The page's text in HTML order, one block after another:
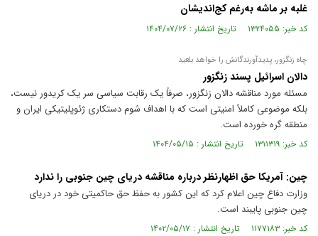
غلبه بر ماشه به‌رغم کج‌اندیشان
کد خبر: ۱۳۲۴۰۵۵ تاریخ انتشار : ۱۴۰۴/۰۷/۲۶
چاه زنگزور، پدیدآورندگانش را خواهد بلعید
دالان اسرائیل پسند زنگزور
مسئله مورد مناقشه دالان زنگزور، صرفاً یک رقابت سیاسی سر یک کریدور نیست،
بلکه موضوعی کاملاً امنیتی است که با اهداف شوم دستکاری ژئوپلیتیکی ایران و
منطقه گره خورده است.
کد خبر: ۱۳۱۱۳۱۹ تاریخ انتشار : ۱۴۰۴/۰۵/۱۵
چین: آمریکا حق اظهارنظر درباره مناقشه دریای چین جنوبی را ندارد
وزارت دفاع چین اعلام کرد که این کشور به حفظ حق حاکمیتی خود در دریای
چین جنوبی پایبند است.
کد خبر: ۱۱۷۷۱۸۳ تاریخ انتشار : ۱۴۰۲/۰۵/۱۷